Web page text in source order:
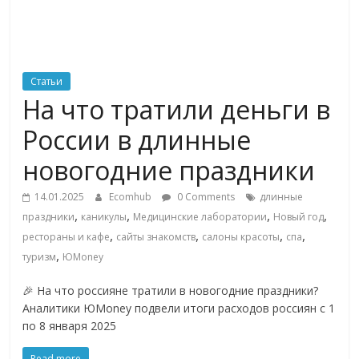
логистике,
технологиях,
соцсетях
Портал
об
онлайн-
торговле,
для
Commerce,
Статьи
На что тратили деньги в
России в длинные
новогодние праздники
14.01.2025 Ecomhub 0 Comments
длинные
праздники, каникулы, Медицинские лаборатории, Новый год,
рестораны и кафе, сайты знакомств, салоны красоты, спа,
туризм, ЮMoney
🎉 На что россияне тратили в новогодние праздники?
Аналитики ЮMoney подвели итоги расходов россиян с 1
по 8 января 2025